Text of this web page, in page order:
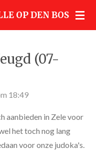
OP DEN BOS
(07-
18:49
aanbieden in Zele voor
het toch nog lang
voor onze judoka's.